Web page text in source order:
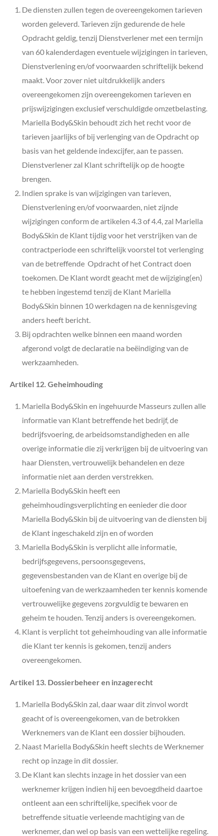
De diensten zullen tegen de overeengekomen tarieven
worden geleverd. Tarieven zijn gedurende de hele
Opdracht geldig, tenzij Dienstverlener met een termijn
van 60 kalenderdagen eventuele wijzigingen in tarieven,
Dienstverlening en/of voorwaarden schriftelijk bekend
maakt. Voor zover niet uitdrukkelijk anders
overeengekomen zijn overeengekomen tarieven en
prijswijzigingen exclusief verschuldigde omzetbelasting.
Mariella Body&Skin behoudt zich het recht voor de
tarieven jaarlijks of bij verlenging van de Opdracht op
basis van het geldende indexcijfer, aan te passen.
Dienstverlener zal Klant schriftelijk op de hoogte
brengen.
Indien sprake is van wijzigingen van tarieven,
Dienstverlening en/of voorwaarden, niet zijnde
wijzigingen conform de artikelen 4.3 of 4.4, zal Mariella
Body&Skin de Klant tijdig voor het verstrijken van de
contractperiode een schriftelijk voorstel tot verlenging
van de betreffende Opdracht of het Contract doen
toekomen. De Klant wordt geacht met de wijziging(en)
te hebben ingestemd tenzij de Klant Mariella
Body&Skin binnen 10 werkdagen na de kennisgeving
anders heeft bericht.
Bij opdrachten welke binnen een maand worden
afgerond volgt de declaratie na beëindiging van de
werkzaamheden.
Artikel 12. Geheimhouding
Mariella Body&Skin en ingehuurde Masseurs zullen alle
informatie van Klant betreffende het bedrijf, de
bedrijfsvoering, de arbeidsomstandigheden en alle
overige informatie die zij verkrijgen bij de uitvoering van
haar Diensten, vertrouwelijk behandelen en deze
informatie niet aan derden verstrekken.
Mariella Body&Skin heeft een
geheimhoudingsverplichting en eenieder die door
Mariella Body&Skin bij de uitvoering van de diensten bij
de Klant ingeschakeld zijn en of worden
Mariella Body&Skin is verplicht alle informatie,
bedrijfsgegevens, persoonsgegevens,
gegevensbestanden van de Klant en overige bij de
uitoefening van de werkzaamheden ter kennis komende
vertrouwelijke gegevens zorgvuldig te bewaren en
geheim te houden. Tenzij anders is overeengekomen.
Klant is verplicht tot geheimhouding van alle informatie
die Klant ter kennis is gekomen, tenzij anders
overeengekomen.
Artikel 13. Dossierbeheer en inzagerecht
Mariella Body&Skin zal, daar waar dit zinvol wordt
geacht of is overeengekomen, van de betrokken
Werknemers van de Klant een dossier bijhouden.
Naast Mariella Body&Skin heeft slechts de Werknemer
recht op inzage in dit dossier.
De Klant kan slechts inzage in het dossier van een
werknemer krijgen indien hij een bevoegdheid daartoe
ontleent aan een schriftelijke, specifiek voor de
betreffende situatie verleende machtiging van de
werknemer, dan wel op basis van een wettelijke regeling.